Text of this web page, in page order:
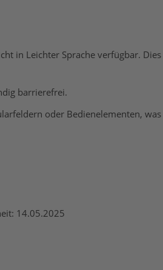
in Leichter Sprache verfügbar.
barrierefrei.
oder Bedienelementen,
14.05.2025